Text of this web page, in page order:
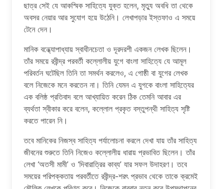
ছাত্র সেই যে আকস্মিক সাহিত্যে যুক্ত হলেন, মৃত্যু অবধি তা থেকে
অবসর নেয়ার আর সুযোগ হয়ে উঠেনি। লেখাপড়ার ইস্তফাও এ সময়ে
টেনে দেন।
মানিক বন্ধ্যোপাধ্যায় স্বাধীনচেতা ও দূরদরশী একজন লেখক ছিলেন।
তাঁর সময়ে রবীন্দ্র পরবর্তী কল্লোলীয় যুগে বাংলা সাহিত্যে যে আমূল
পরিবর্তন ঘটেছিল তিনি তা সমর্থন করলেও, এ গোষ্ঠী বা যুগের লেখক
বলে নিজেকে মনে করতেন না। তিনি যেমন এ যুগকে বাংলা সাহিত্যের
এক বলিষ্ঠ প্রতিবাদ বলে আখ্যায়িত করেন ঠিক তেমনি আবার এর
ব্যর্থতা স্বীকার করে বলেন, কল্লোল প্রকৃত বস্তুপন্থী সাহিত্য সৃষ্টি
করতে পারেন নি।
তবে মানিকের নিজস্ব সাহিত্য পর্যালোচনা করলে দেখা যায় তাঁর সাহিত্য
জীবনের শুরুতে তিনি নিজেও কল্লোলীয় ধারায় প্রভাবিত ছিলেন। তাঁর
লেখা ‘অতসী মামী’ ও ‘দিবারাত্রির কাব্য’ যার সফল উদাহরণ। তবে
সময়ের পরিপক্কতায় পরবর্তীতে রবীন্দ্র-শরৎ প্রভাব থেকে তাকে ক্রমেই